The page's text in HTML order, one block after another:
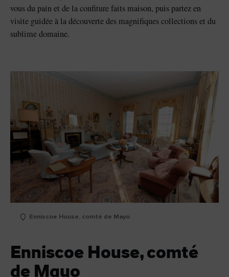
vous du pain et de la confiture faits maison, puis partez en
visite guidée à la découverte des magnifiques collections et du
sublime domaine.
Enniscoe House, comté de Mayo
Enniscoe House, comté
de Mayo